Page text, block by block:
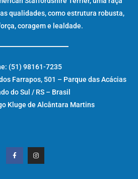
qualidades, como estrutura robusta,
coragem e lealdade.
(51) 98161-7235
Farrapos, 501 – Parque das Acácias
do Sul / RS – Brasil
Kluge de Alcântara Martins